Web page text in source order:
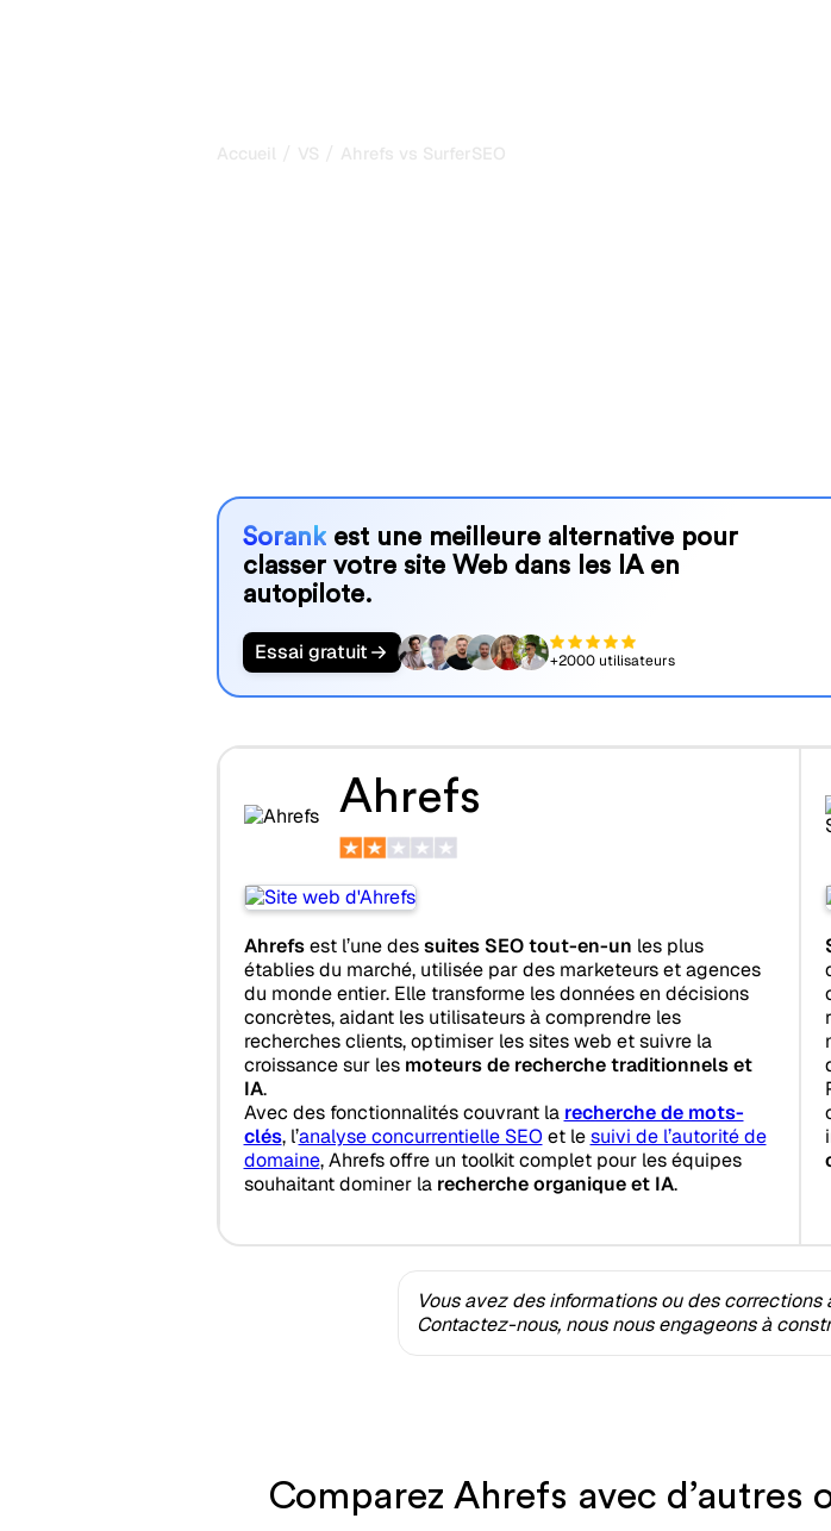
Accueil / VS / Ahrefs vs SurferSEO
Sorankest une meilleure alternative pour
classer votre site Web dans les IA en
autopilote.
Essai gratuit +2000 utilisateurs
Ahrefs
Ahrefsest l’une dessuites SEO tout-en-un les plus
établies du marché, utilisée par des marketeurs et agences
du monde entier. Elle transforme les données en décisions
concrètes, aidant les utilisateurs à comprendre les
recherches clients, optimiser les sites web et suivre la
croissance sur les moteurs de recherche traditionnels et
IA.
Avec des fonctionnalités couvrant la recherche de mots-
clés, l’analyse concurrentielle SEO et lesuivi de l’autorité de
domaine, Ahrefs offre un toolkit complet pour les équipes
souhaitant dominer la recherche organique et IA.
Vous avez des informations ou des
Contactez-nous, nous nous engageons à
Comparez Ahrefs avec